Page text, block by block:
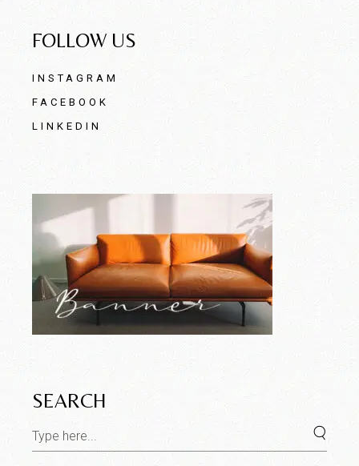
FOLLOW US
INSTAGRAM
FACEBOOK
LINKEDIN
SEARCH